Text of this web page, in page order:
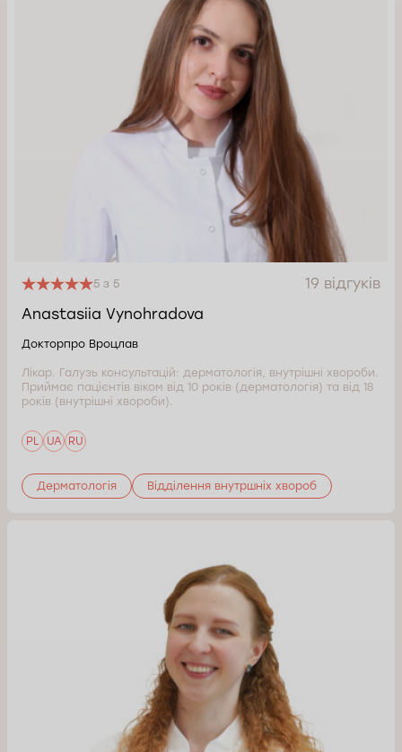
5 з 5
19 відгуків
Anastasiia Vynohradova
Докторпро Вроцлав
Лікар. Галузь консультацій: дерматологія, внутрішні хвороби.
Приймає пацієнтів віком від 10 років (дерматологія) та від 18
років (внутрішні хвороби).
PL UA RU
Дерматологія Відділення внутршніх хвороб